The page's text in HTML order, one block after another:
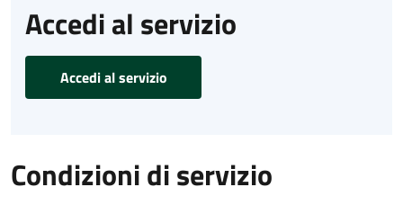
Accedi al servizio
Accedi al servizio
Condizioni di servizio